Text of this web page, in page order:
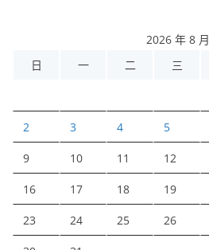
2026 年 8 月
日
一 二 三
2 3 4 5
9 10 11 12
16 17 18 19
23 24 25 26